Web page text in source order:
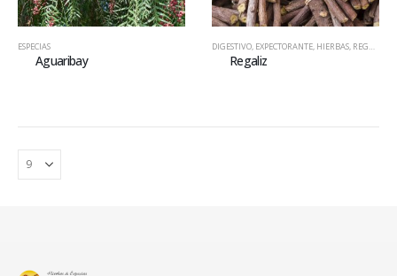
ESPECIAS
Aguaribay
DIGESTIVO, EXPECTORANTE, HIERBAS, REGULADOR FEMENINO
Regaliz